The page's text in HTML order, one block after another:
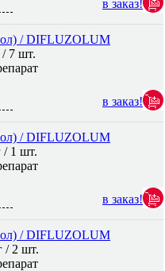
в заказ!
/ DIFLUZOLUM
/ 7 шт.
в заказ!
/ DIFLUZOLUM
/ 1 шт.
в заказ!
/ DIFLUZOLUM
/ 2 шт.